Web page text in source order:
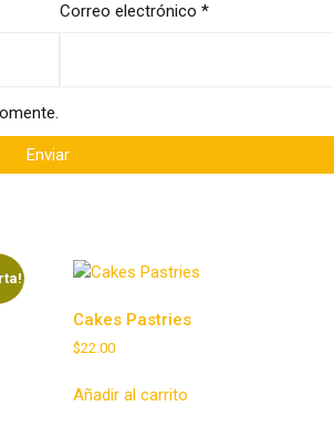
Correo electrónico *
Cakes Pastries
$22.00
Añadir al carrito